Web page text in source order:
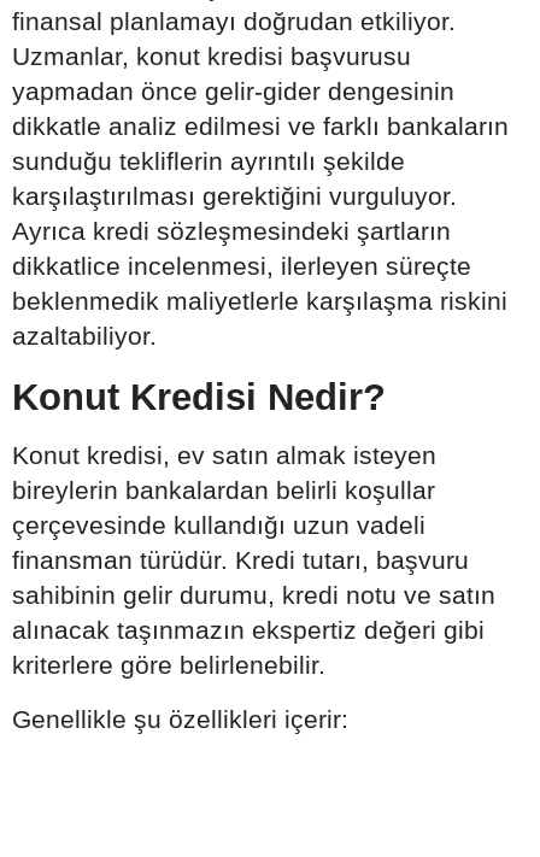
finansal planlamayı doğrudan etkiliyor.
Uzmanlar, konut kredisi başvurusu
yapmadan önce gelir-gider dengesinin
dikkatle analiz edilmesi ve farklı bankaların
sunduğu tekliflerin ayrıntılı şekilde
karşılaştırılması gerektiğini vurguluyor.
Ayrıca kredi sözleşmesindeki şartların
dikkatlice incelenmesi, ilerleyen süreçte
beklenmedik maliyetlerle karşılaşma riskini
azaltabiliyor.
Konut Kredisi Nedir?
Konut kredisi, ev satın almak isteyen
bireylerin bankalardan belirli koşullar
çerçevesinde kullandığı uzun vadeli
finansman türüdür. Kredi tutarı, başvuru
sahibinin gelir durumu, kredi notu ve satın
alınacak taşınmazın ekspertiz değeri gibi
kriterlere göre belirlenebilir.
Genellikle şu özellikleri içerir: